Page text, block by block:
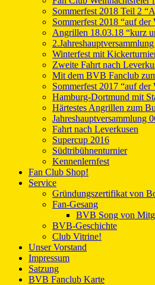
Sommerfest 2018 Teil 2
Sommerfest 2018 “auf der
Angrillen 18.03.18 “kurz
Winterfest mit
Zweite Fahrt nach
Mit dem BVB Fanclub
Sommerfest 2017 “auf der
Hamburg-Dortmund mit
Härtestes Angrillen zum
Jahreshauptversammlung
Fahrt nach Leverkusen
Supercup 2016
Südtribühnenturnier
Kennenlernfest
Fan Club Shop!
Service
Gründungszertifikat von
Fan-Gesang
BVB Song von
BVB-Geschichte
Club Vitrine!
Unser Vorstand
Impressum
Satzung
BVB Fanclub Karte